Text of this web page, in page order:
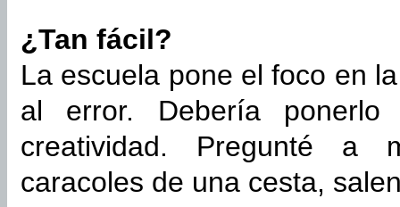
¿Tan fácil?
La escuela pone el foco en
al error. Debería
creatividad. Pregunté a
caracoles de una cesta,